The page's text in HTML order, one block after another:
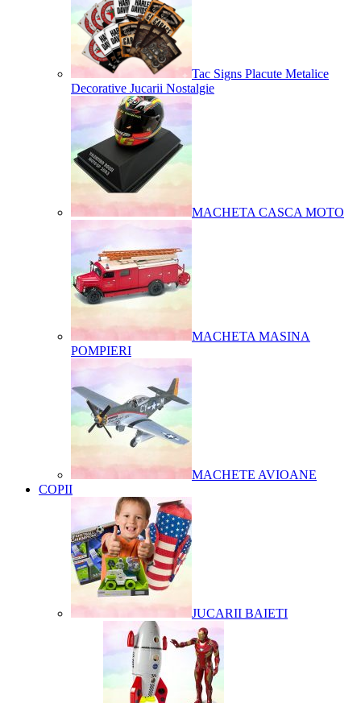
Tac Signs Placute Metalice
Decorative Jucarii Nostalgie
MACHETA CASCA MOTO
MACHETA MASINA
POMPIERI
MACHETE AVIOANE
COPII
JUCARII BAIETI